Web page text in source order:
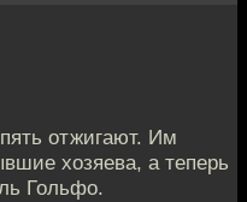
отжигают. Им
хозяева, а теперь
Гольфо.